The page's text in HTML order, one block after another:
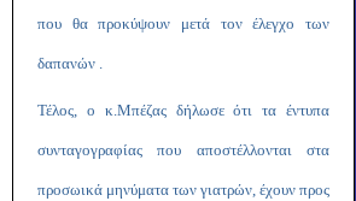
που θα προκύψουν μετά τον έλεγχο των
δαπανών .
Τέλος, ο κ.Μπέζας δήλωσε ότι τα έντυπα
συνταγογραφίας που αποστέλλονται στα
προσωικά μηνύματα των γιατρών, έχουν προς